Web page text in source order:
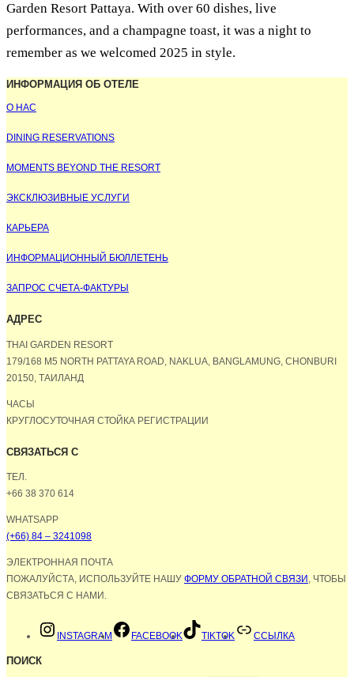
Garden Resort Pattaya. With over 60 dishes, live
performances, and a champagne toast, it was a night to
remember as we welcomed 2025 in style.
ИНФОРМАЦИЯ ОБ ОТЕЛЕ
О НАС
DINING RESERVATIONS
MOMENTS BEYOND THE RESORT
ЭКСКЛЮЗИВНЫЕ УСЛУГИ
КАРЬЕРА
ИНФОРМАЦИОННЫЙ БЮЛЛЕТЕНЬ
ЗАПРОС СЧЕТА-ФАКТУРЫ
АДРЕС
THAI GARDEN RESORT
179/168 M5 NORTH PATTAYA ROAD, NAKLUA, BANGLAMUNG, CHONBURI
20150, ТАИЛАНД
ЧАСЫ
КРУГЛОСУТОЧНАЯ СТОЙКА РЕГИСТРАЦИИ
СВЯЗАТЬСЯ С
ТЕЛ.
+66 38 370 614
WHATSAPP
(+66) 84 – 3241098
ЭЛЕКТРОННАЯ ПОЧТА
ПОЖАЛУЙСТА, ИСПОЛЬЗУЙТЕ НАШУ ФОРМУ ОБРАТНОЙ СВЯЗИ , ЧТОБЫ
СВЯЗАТЬСЯ С НАМИ.
INSTAGRAM FACEBOOK TIKTOK ССЫЛКА
ПОИСК